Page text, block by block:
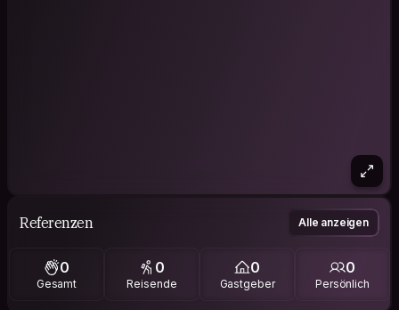
Referenzen Alle anzeigen
0
Gesamt
0
Reisende
0
Gastgeber
0
Persönlich